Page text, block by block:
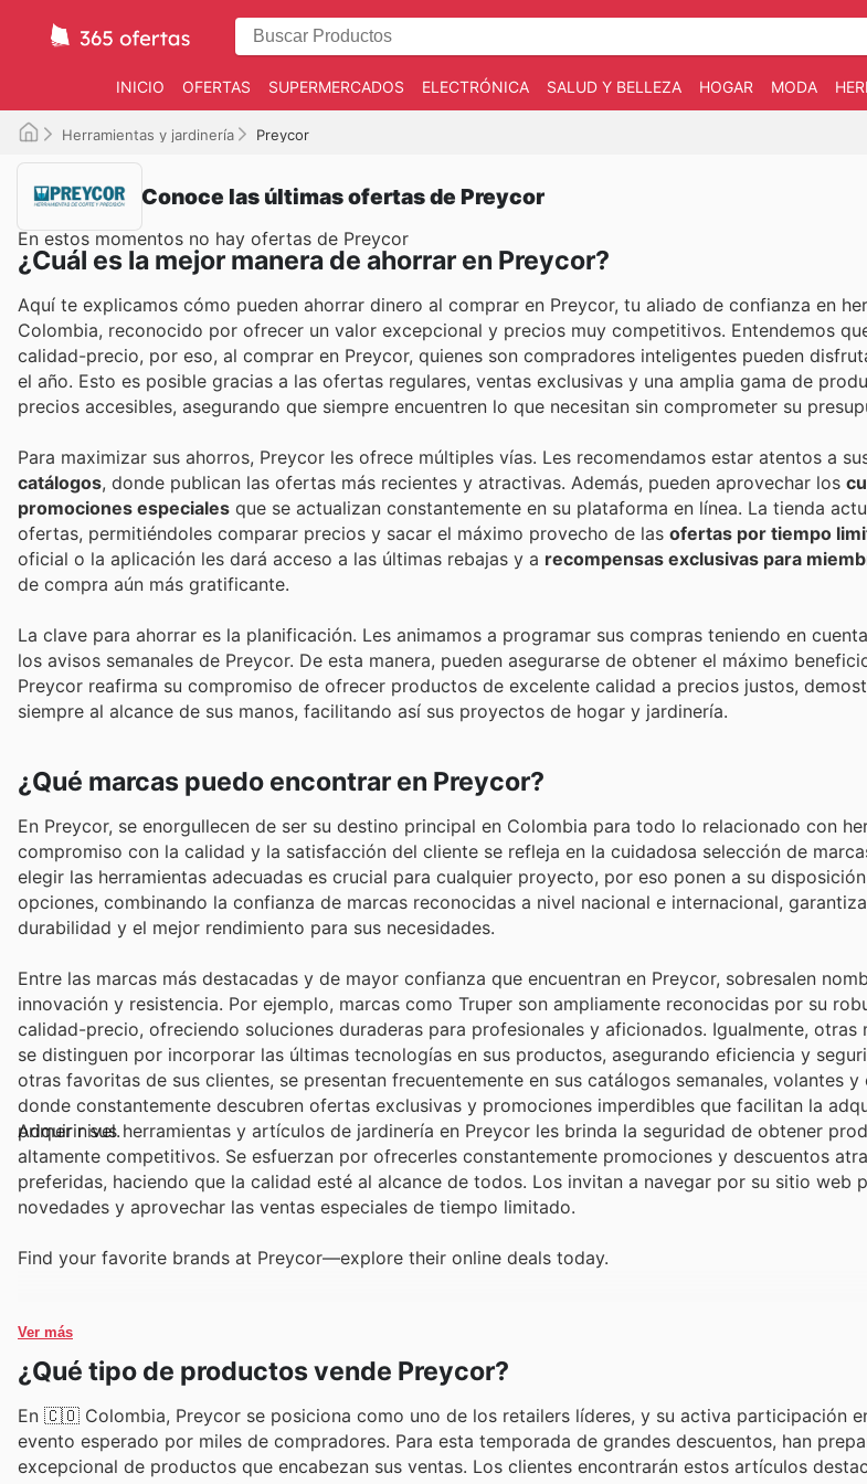
INICIO OFERTAS SUPERMERCADOS ELECTRÓNICA SALUD Y BELLEZA HOGAR MODA
Herramientas y jardinería Preycor
Conoce las últimas ofertas de Preycor
En estos momentos no hay ofertas de Preycor
¿Cuál es la mejor manera de ahorrar en Preycor?
Aquí te explicamos cómo pueden ahorrar dinero al comprar en Preycor, tu aliado de confianza en
Colombia, reconocido por ofrecer un valor excepcional y precios muy competitivos. Entendemos
calidad-precio, por eso, al comprar en Preycor, quienes son compradores inteligentes pueden
el año. Esto es posible gracias a las ofertas regulares, ventas exclusivas y una amplia gama de
precios accesibles, asegurando que siempre encuentren lo que necesitan sin comprometer su
Para maximizar sus ahorros, Preycor les ofrece múltiples vías. Les recomendamos estar atentos a
catálogos, donde publican las ofertas más recientes y atractivas. Además, pueden aprovechar los
promociones especiales que se actualizan constantemente en su plataforma en línea. La tienda
ofertas, permitiéndoles comparar precios y sacar el máximo provecho de las ofertas por tiempo
oficial o la aplicación les dará acceso a las últimas rebajas y a recompensas exclusivas para
de compra aún más gratificante.
La clave para ahorrar es la planificación. Les animamos a programar sus compras teniendo en
los avisos semanales de Preycor. De esta manera, pueden asegurarse de obtener el máximo
Preycor reafirma su compromiso de ofrecer productos de excelente calidad a precios justos,
siempre al alcance de sus manos, facilitando así sus proyectos de hogar y jardinería.
¿Qué marcas puedo encontrar en Preycor?
En Preycor, se enorgullecen de ser su destino principal en Colombia para todo lo relacionado con
compromiso con la calidad y la satisfacción del cliente se refleja en la cuidadosa selección de
elegir las herramientas adecuadas es crucial para cualquier proyecto, por eso ponen a su
opciones, combinando la confianza de marcas reconocidas a nivel nacional e internacional,
durabilidad y el mejor rendimiento para sus necesidades.
Entre las marcas más destacadas y de mayor confianza que encuentran en Preycor, sobresalen
innovación y resistencia. Por ejemplo, marcas como Truper son ampliamente reconocidas por su
calidad-precio, ofreciendo soluciones duraderas para profesionales y aficionados. Igualmente, otras
se distinguen por incorporar las últimas tecnologías en sus productos, asegurando eficiencia y
otras favoritas de sus clientes, se presentan frecuentemente en sus catálogos semanales, volantes
donde constantemente descubren ofertas exclusivas y promociones imperdibles que facilitan la
primer nivel.
Adquirir sus herramientas y artículos de jardinería en Preycor les brinda la seguridad de obtener
altamente competitivos. Se esfuerzan por ofrecerles constantemente promociones y descuentos
preferidas, haciendo que la calidad esté al alcance de todos. Los invitan a navegar por su sitio web
novedades y aprovechar las ventas especiales de tiempo limitado.
Find your favorite brands at Preycor—explore their online deals today.
Ver más
¿Qué tipo de productos vende Preycor?
En 🇨🇴 Colombia, Preycor se posiciona como uno de los retailers líderes, y su activa participación
evento esperado por miles de compradores. Para esta temporada de grandes descuentos, han
excepcional de productos que encabezan sus ventas. Los clientes encontrarán estos artículos